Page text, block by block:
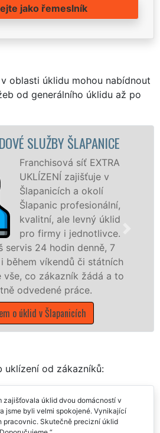
jako řemeslník
oblasti úklidu mohou nabídnout
od generálního úklidu až po
EXTRA
v
okolí
úklid
7
státních
a to
nabízíme
státní
uklízení od zákazníků:
zajišťovala úklid dvou domácností v
jsme byli velmi spokojené. Vynikající
pracovnic. Skutečně precizní úklid